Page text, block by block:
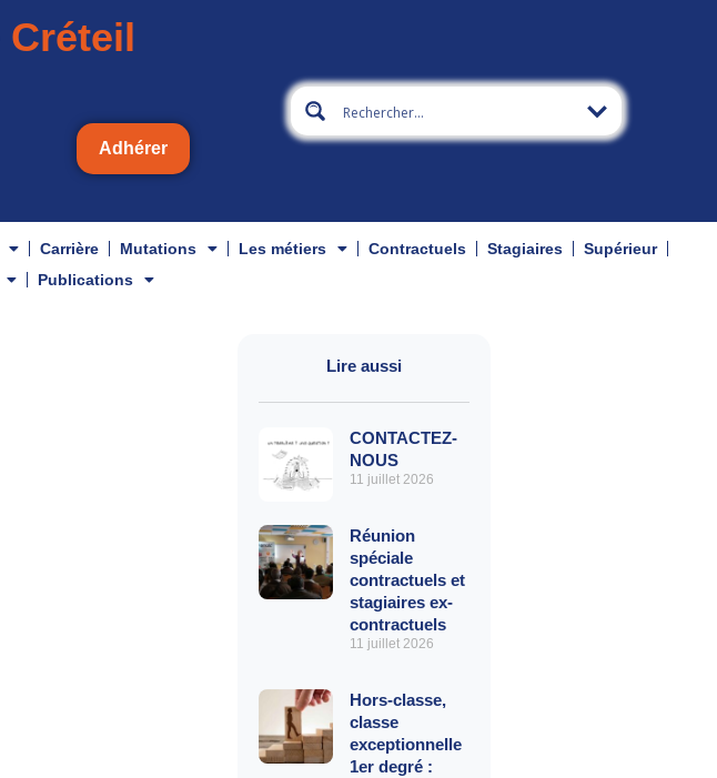
Créteil
Adhérer
Carrière Mutations Les métiers Contractuels Stagiaires
Supérieur
Publications
Lire aussi
CONTACTEZ-
NOUS
11 juillet 2026
Réunion
spéciale
contractuels et
stagiaires ex-
contractuels
11 juillet 2026
Hors-classe,
classe
exceptionnelle
1er degré :